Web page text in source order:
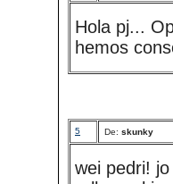
Hola pj...
hemos
5 De: skunky
wei pedri!